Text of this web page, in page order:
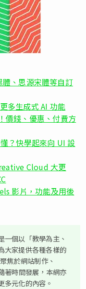
、思源宋體等自訂
多生成式 AI 功能
價錢、優惠、付費方
？快學起來向 UI 設
Cloud 大更
影片，功能及用後
一個以「教學為主、
大家提供各種各樣的
焦於網站制作、
著時間發展，本網亦
多元化的內容。